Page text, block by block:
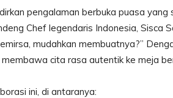
pengalaman berbuka puasa
Chef legendaris Indonesia, Sisca
mudahkan membuatnya?”
cita rasa autentik ke meja
ini, di antaranya: